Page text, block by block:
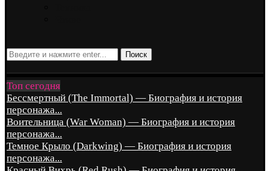
Поиск
Топ сегодня
Бессмертный (The Immortal) — Биография и история
персонажа...
Воительница (War Woman) — Биография и история
персонажа...
Темное Крыло (Darkwing) — Биография и история
персонажа...